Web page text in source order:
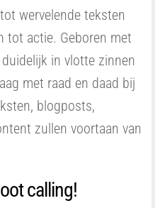
wervelende teksten
tot actie. Geboren met
in vlotte zinnen
met raad en daad bij
blogposts,
zullen voortaan van
calling!